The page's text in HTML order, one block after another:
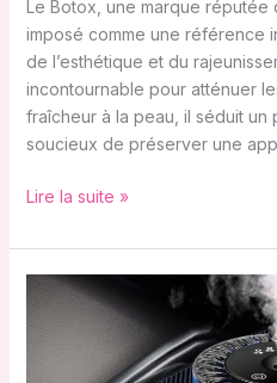
Le Botox, une marque réputée
imposé comme une référence
de l’esthétique et du
incontournable pour atténuer
fraîcheur à la peau, il séduit un
soucieux de préserver une
Lire la suite »
Comment
choisir
un